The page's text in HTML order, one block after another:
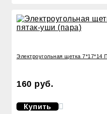
Электроугольная щетка 7*17*14
160 руб.
Купить